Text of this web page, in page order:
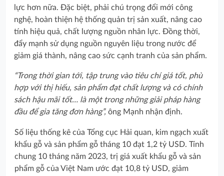
lực hơn nữa. Đặc biệt, phải chú trọng đổi mới công
nghệ, hoàn thiện hệ thống quản trị sản xuất, nâng cao
tính hiệu quả, chất lượng nguồn nhân lực. Đồng thời,
đẩy mạnh sử dụng nguồn nguyên liệu trong nước để
giảm giá thành, nâng cao sức cạnh tranh của sản phẩm.
“Trong thời gian tới, tập trung vào tiêu chí giá tốt, phù
hợp với thị hiếu, sản phẩm đạt chất lượng và có chính
sách hậu mãi tốt… là một trong những giải pháp hàng
đầu để gia tăng đơn hàng”, ông Mạnh nhận định.
Số liệu thống kê của Tổng cục Hải quan, kim ngạch xuất
khẩu gỗ và sản phẩm gỗ tháng 10 đạt 1,2 tỷ USD. Tính
chung 10 tháng năm 2023, trị giá xuất khẩu gỗ và sản
phẩm gỗ của Việt Nam ước đạt 10,8 tỷ USD, giảm